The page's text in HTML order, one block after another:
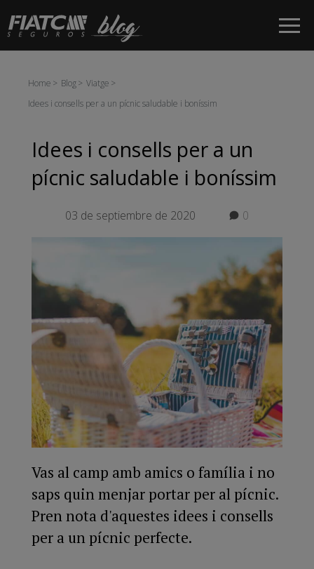
Salta al contingut principal
Home Blog
Viatge
Idees i consells per a un pícnic saludable i boníssim
Idees i consells per a un
pícnic saludable i boníssim
03 de septiembre de 2020 0
Vas al camp amb amics o família i no
saps quin menjar portar per al pícnic.
Pren nota d'aquestes idees i consells
per a un pícnic perfecte.